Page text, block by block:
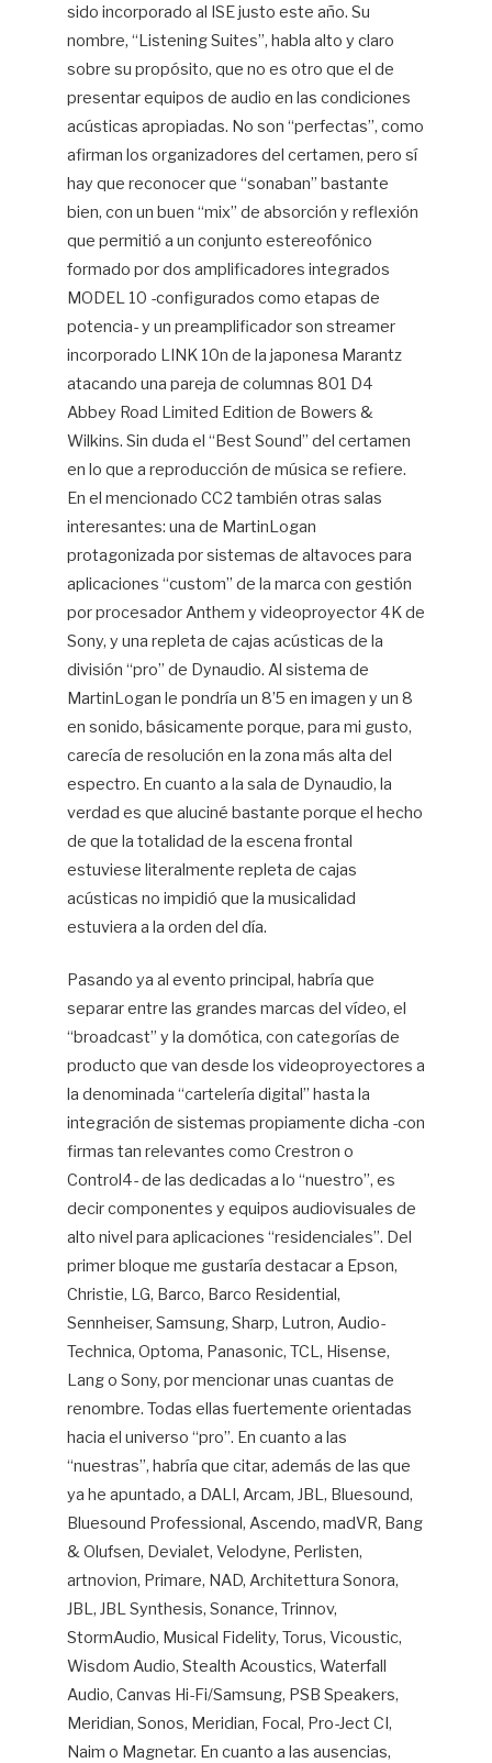
sido incorporado al ISE justo este año. Su
nombre, “Listening Suites”, habla alto y claro
sobre su propósito, que no es otro que el de
presentar equipos de audio en las condiciones
acústicas apropiadas. No son “perfectas”, como
afirman los organizadores del certamen, pero sí
hay que reconocer que “sonaban” bastante
bien, con un buen “mix” de absorción y reflexión
que permitió a un conjunto estereofónico
formado por dos amplificadores integrados
MODEL 10 -configurados como etapas de
potencia- y un preamplificador son streamer
incorporado LINK 10n de la japonesa Marantz
atacando una pareja de columnas 801 D4
Abbey Road Limited Edition de Bowers &
Wilkins. Sin duda el “Best Sound” del certamen
en lo que a reproducción de música se refiere.
En el mencionado CC2 también otras salas
interesantes: una de MartinLogan
protagonizada por sistemas de altavoces para
aplicaciones “custom” de la marca con gestión
por procesador Anthem y videoproyector 4K de
Sony, y una repleta de cajas acústicas de la
división “pro” de Dynaudio. Al sistema de
MartinLogan le pondría un 8’5 en imagen y un 8
en sonido, básicamente porque, para mi gusto,
carecía de resolución en la zona más alta del
espectro. En cuanto a la sala de Dynaudio, la
verdad es que aluciné bastante porque el hecho
de que la totalidad de la escena frontal
estuviese literalmente repleta de cajas
acústicas no impidió que la musicalidad
estuviera a la orden del día.
Pasando ya al evento principal, habría que
separar entre las grandes marcas del vídeo, el
“broadcast” y la domótica, con categorías de
producto que van desde los videoproyectores a
la denominada “cartelería digital” hasta la
integración de sistemas propiamente dicha -con
firmas tan relevantes como Crestron o
Control4- de las dedicadas a lo “nuestro”, es
decir componentes y equipos audiovisuales de
alto nivel para aplicaciones “residenciales”. Del
primer bloque me gustaría destacar a Epson,
Christie, LG, Barco, Barco Residential,
Sennheiser, Samsung, Sharp, Lutron, Audio-
Technica, Optoma, Panasonic, TCL, Hisense,
Lang o Sony, por mencionar unas cuantas de
renombre. Todas ellas fuertemente orientadas
hacia el universo “pro”. En cuanto a las
“nuestras”, habría que citar, además de las que
ya he apuntado, a DALI, Arcam, JBL, Bluesound,
Bluesound Professional, Ascendo, madVR, Bang
& Olufsen, Devialet, Velodyne, Perlisten,
artnovion, Primare, NAD, Architettura Sonora,
JBL, JBL Synthesis, Sonance, Trinnov,
StormAudio, Musical Fidelity, Torus, Vicoustic,
Wisdom Audio, Stealth Acoustics, Waterfall
Audio, Canvas Hi-Fi/Samsung, PSB Speakers,
Meridian, Sonos, Meridian, Focal, Pro-Ject CI,
Naim o Magnetar. En cuanto a las ausencias,